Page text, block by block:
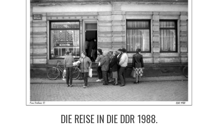
DIE REISE IN DIE DDR 1988.